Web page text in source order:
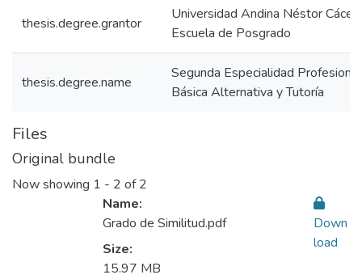
thesis.degree.grantor
Universidad Andina Néstor
Escuela de Posgrado
thesis.degree.name
Segunda Especialidad
Básica Alternativa y Tutoría
Files
Original bundle
Now showing 1 - 2 of 2
Name:
Grado de Similitud.pdf
Size:
15.97 MB
Down
load